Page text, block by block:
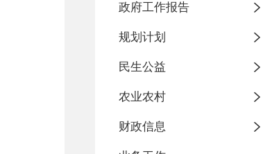
政府工作报告
规划计划
民生公益
农业农村
财政信息